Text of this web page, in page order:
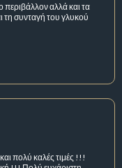
αλλά και τα
τη συνταγή του γλυκού
πολύ καλές τιμές !!!